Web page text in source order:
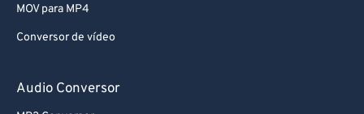
MOV para MP4
Conversor de vídeo
Audio Conversor